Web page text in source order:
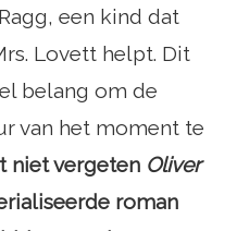
een kind dat
Lovett helpt. Dit
belang om de
van het moment te
niet vergeten Oliver
roman